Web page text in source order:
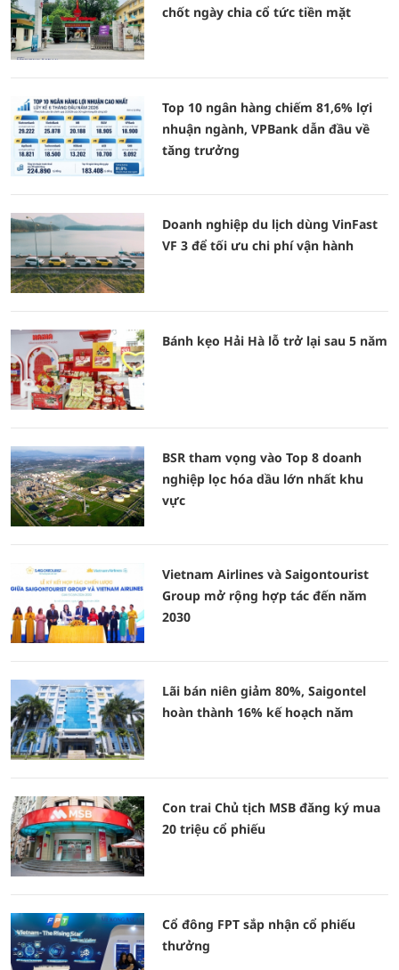
chốt ngày chia cổ tức tiền mặt
Top 10 ngân hàng chiếm 81,6% lợi
nhuận ngành, VPBank dẫn đầu về
tăng trưởng
Doanh nghiệp du lịch dùng VinFast
VF 3 để tối ưu chi phí vận hành
Bánh kẹo Hải Hà lỗ trở lại sau 5 năm
BSR tham vọng vào Top 8 doanh
nghiệp lọc hóa dầu lớn nhất khu
vực
Vietnam Airlines và Saigontourist
Group mở rộng hợp tác đến năm
2030
Lãi bán niên giảm 80%, Saigontel
hoàn thành 16% kế hoạch năm
Con trai Chủ tịch MSB đăng ký mua
20 triệu cổ phiếu
Cổ đông FPT sắp nhận cổ phiếu
thưởng